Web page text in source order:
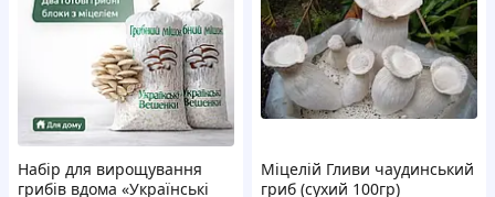
Набір для вирощування
грибів вдома «Українські
Міцелій Гливи чаудинський
гриб (сухий 100гр)